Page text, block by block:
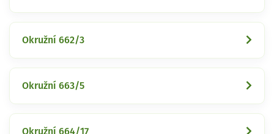
Okružní 662/3
Okružní 663/5
Okružní 664/17